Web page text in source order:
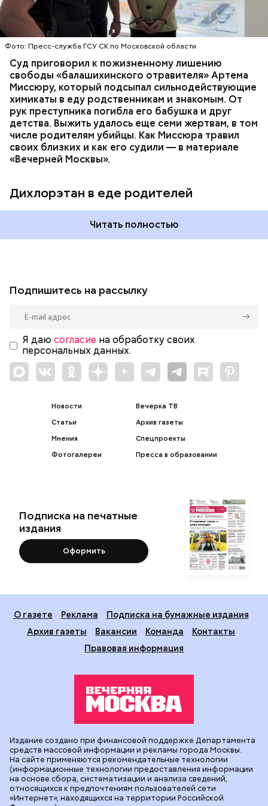
Фото: Пресс-служба ГСУ СК по Московской области
Суд приговорил к пожизненному лишению
свободы «балашихинского отравителя» Артема
Миссюру, который подсыпал сильнодействующие
химикаты в еду родственникам и знакомым. От
рук преступника погибла его бабушка и друг
детства. Выжить удалось еще семи жертвам, в том
числе родителям убийцы. Как Миссюра травил
своих близких и как его судили — в материале
«Вечерней Москвы».
Дихлорэтан в еде родителей
специалисты обнаружили сильнодействующий
химикат дихлорэтан, который не мог попасть в
организм супругов случайно. То же самое вещество
нашли в еде, изъятой из квартиры пострадавших.
Читать полностью
СЛЕДСТВЕННЫЙ КОМИТЕТ
ЭКСПЕРТИЗЫ
Подпишитесь на рассылку
Я даю согласие на обработку своих
персональных данных.
Новости
Статьи
Мнения
Фотогалереи
Вечерка ТВ
Архив газеты
Спецпроекты
Пресса в образовании
Подписка на печатные
издания
Оформить
О газете Реклама
Подписка на бумажные издания
Архив газеты
Вакансии Команда
Контакты
Правовая информация
Издание создано при финансовой поддержке Департамента
средств массовой информации и рекламы города Москвы.
На сайте применяются рекомендательные технологии
(информационные технологии предоставления информации
на основе сбора, систематизации и анализа сведений,
относящихся к предпочтениям пользователей сети
«Интернет», находящихся на территории Российской